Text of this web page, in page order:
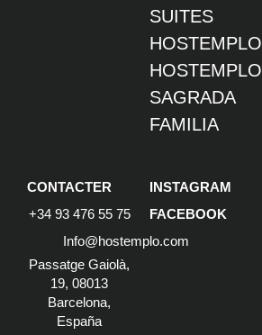
SUITES
HOSTEMPLO
HOSTEMPLO
SAGRADA
FAMILIA
CONTACTER
+34 93 476 55 75
Info@hostemplo.com
Passatge Gaiolà,
19, 08013
Barcelona,
España
INSTAGRAM
FACEBOOK